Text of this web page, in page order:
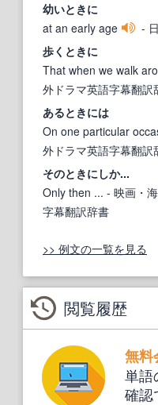
幼いときに
at an early age
-
歩く ときに
That when we walk
外ドラマ英語字幕翻訳
あるときには
On one particular
外ドラマ英語字幕翻訳
そのときに しか...
Only then ... - 映画・
字幕翻訳辞書
>> 例文の一覧を見る
閲覧履歴
無料
単語
確認